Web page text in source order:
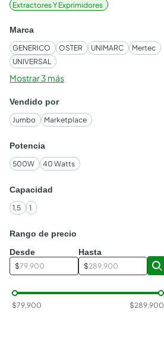
Extractores Y Exprimidores
Marca
GENERICO OSTER UNIMARC
Mertec
UNIVERSAL
Mostrar 3 más
Vendido por
Jumbo Marketplace
Potencia
500W 40 Watts
Capacidad
1,5 1
Rango de precio
Desde
$
Hasta
$
$79,900 $289,900